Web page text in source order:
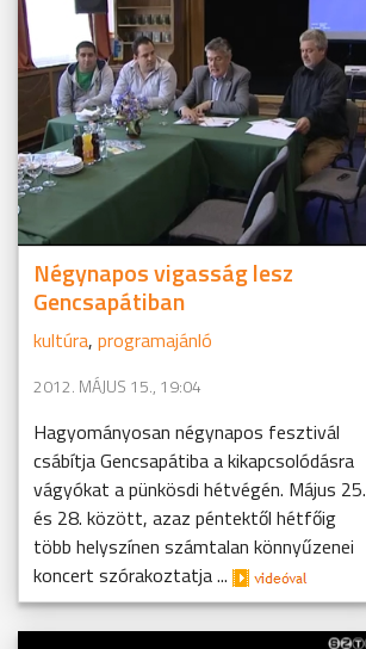
Négynapos vigasság lesz
Gencsapátiban
kultúra, programajánló
2012. MÁJUS 15., 19:04
Hagyományosan négynapos fesztivál
csábítja Gencsapátiba a kikapcsolódásra
vágyókat a pünkösdi hétvégén. Május 25.
és 28. között, azaz péntektől hétfőig
több helyszínen számtalan könnyűzenei
koncert szórakoztatja ...